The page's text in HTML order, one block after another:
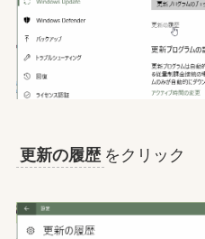
更新の履歴 をクリック